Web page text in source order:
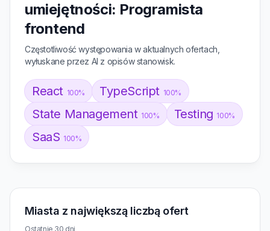
umiejętności: Programista
frontend
Częstotliwość występowania w aktualnych ofertach,
wyłuskane przez AI z opisów stanowisk.
React 100% TypeScript 100%
State Management 100% Testing 100%
SaaS 100%
Miasta z największą liczbą ofert
Ostatnie 30 dni